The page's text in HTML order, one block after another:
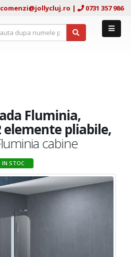
comenzi@jollycluj.ro | 0731 357 986
Fluminia,
elemente pliabile,
cabine
IN STOC